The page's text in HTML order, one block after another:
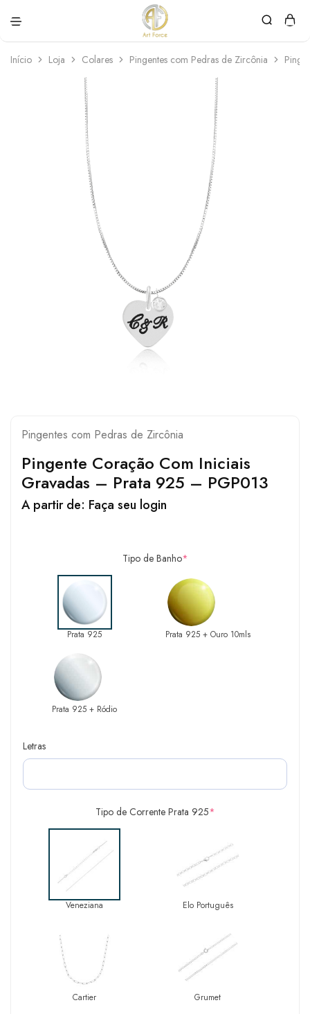
Force
personalizadas
Início Loja Colares Pingentes com Pedras de Zircônia
Pingentes com Pedras de Zircônia
Pingente Coração Com Iniciais
Gravadas – Prata 925 – PGP013
A partir de: Faça seu login
Tipo de Banho*
Prata 925 Prata 925 + Ouro 10mls
Prata 925 + Ródio
Letras
Tipo de Corrente Prata 925*
Veneziana Elo Português
Cartier Grumet